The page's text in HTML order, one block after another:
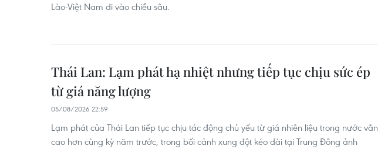
Lào-Việt Nam đi vào chiều sâu.
Thái Lan: Lạm phát hạ nhiệt nhưng tiếp tục chịu sức ép
từ giá năng lượng
05/08/2026 22:59
Lạm phát của Thái Lan tiếp tục chịu tác động chủ yếu từ giá nhiên liệu trong nước vẫn
cao hơn cùng kỳ năm trước, trong bối cảnh xung đột kéo dài tại Trung Đông ảnh